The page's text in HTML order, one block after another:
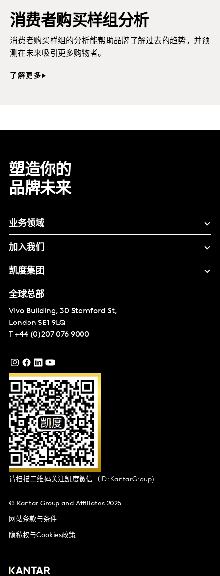
消费者购买样组分析
消费者购买样组的分析能帮助品牌了解过去的趋势，并预
测在未来吸引更多购物者。
了解更多
塑造你的
品牌未来
业务领域
加入我们
凯度集团
全球总部
Vivo Building, 30 Stamford St,
London SE1 9LQ
T +44 (0)207 076 9000
请扫描二维码关注凯度微信（ID: KantarGroup)
© Kantar Group and Affiliates 2025
网站条款与条件
隐私权与Cookies政策